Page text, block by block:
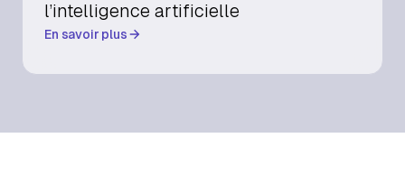
l’intelligence artificielle
En savoir plus